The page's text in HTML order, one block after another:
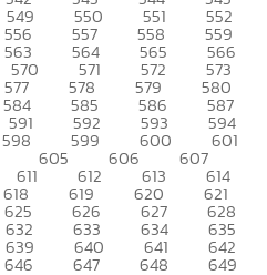
549 550 551 552
556 557 558 559
563 564 565 566
570 571 572 573
577 578 579 580
584 585 586 587
591 592 593 594
598 599 600 601
605 606 607
611 612 613 614
618 619 620 621
625 626 627 628
632 633 634 635
639 640 641 642
646 647 648 649